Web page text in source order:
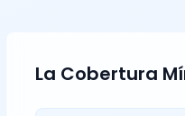
La Cobertura